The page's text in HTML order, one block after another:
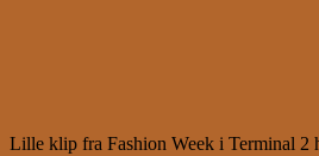
Lille klip fra Fashion Week i Terminal 2